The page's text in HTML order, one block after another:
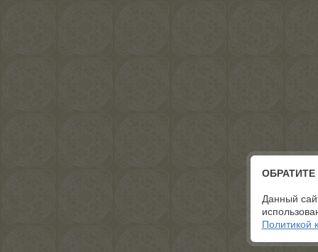
Данный
Политикой